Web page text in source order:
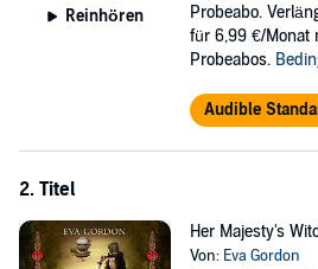
her steamy attraction to the striking
malevolent war, which includes facing
resist the magnetic pull toward each
©2013 Eva Gordon (P)2018 Eva Gordon
Reinhören
Probeabo.
für 6,99 €/Monat
Probeabos.
Audible
2. Titel
Her Majesty's
Von: Eva Gordon